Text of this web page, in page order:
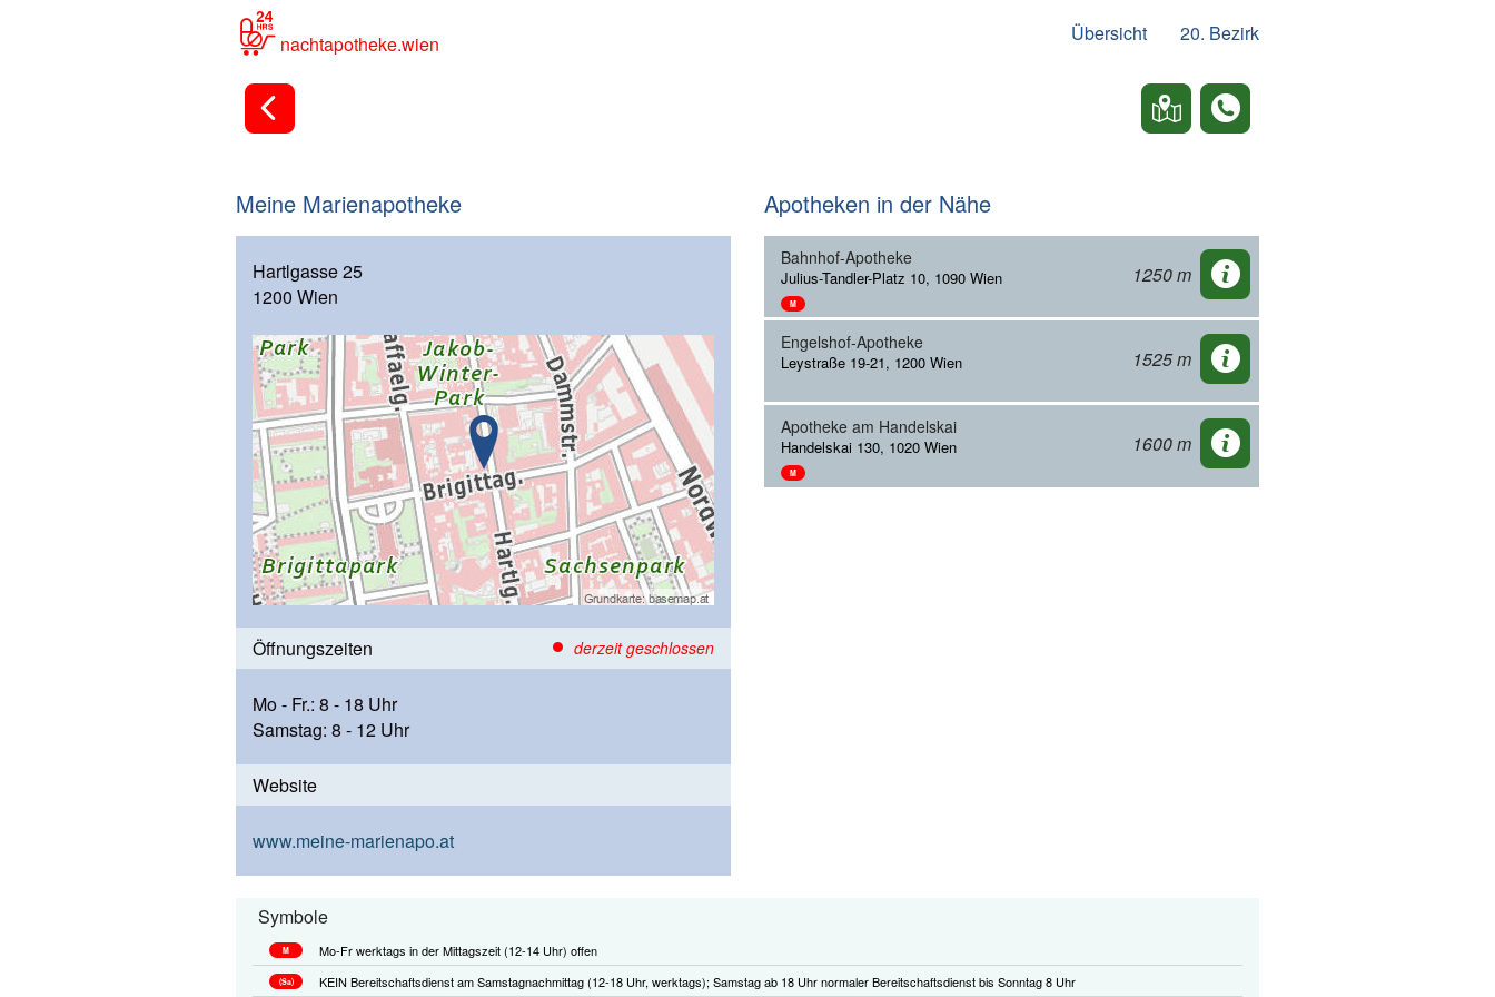
nachtapotheke.wien Übersicht 20. Bezirk
Meine Marienapotheke
Hartlgasse 25
1200 Wien
Öffnungszeiten derzeit geschlossen
Mo - Fr.: 8 - 18 Uhr
Samstag: 8 - 12 Uhr
Website
www.meine-marienapo.at
Apotheken in der Nähe
Bahnhof-Apotheke
Julius-Tandler-Platz 10, 1090 Wien
M
1250 m
Engelshof-Apotheke
Leystraße 19-21, 1200 Wien 1525 m
Apotheke am Handelskai
Handelskai 130, 1020 Wien
M
1600 m
Symbole
M Mo-Fr werktags in der Mittagszeit (12-14 Uhr) offen
(Sa) KEIN Bereitschaftsdienst am Samstagnachmittag (12-18 Uhr, werktags); Samstag ab 18 Uhr normaler Bereitschaftsdienst bis Sonntag 8 Uhr